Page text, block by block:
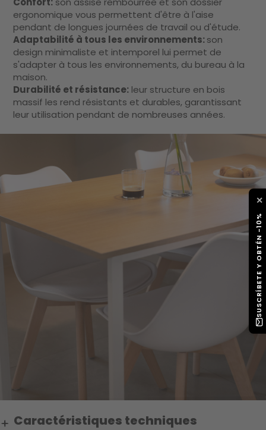
ergonomique vous permettent d'être à l'aise
pendant de longues journées de travail ou d'étude.
Adaptabilité à tous les environnements:son
design minimaliste et intemporel lui permet de
s'adapter à tous les environnements, du bureau à la
maison.
Durabilité et résistance: leur structure en bois
massif les rend résistants et durables, garantissant
leur utilisation pendant de nombreuses années.
Caractéristiques techniques
✕
SUSCRÍBETE Y OBTÉN -10%